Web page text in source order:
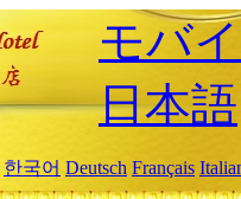
モバ
日本語
한국어 Deutsch Français